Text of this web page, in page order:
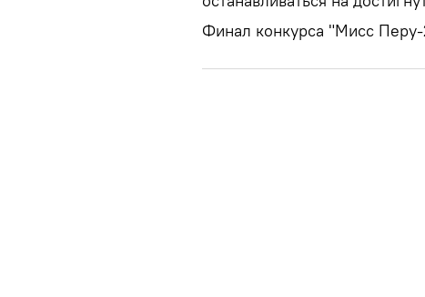
Финал конкурса "Мисс